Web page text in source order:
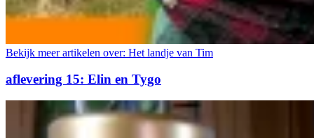
Bekijk meer artikelen over: Het landje van Tim
aflevering 15: Elin en Tygo